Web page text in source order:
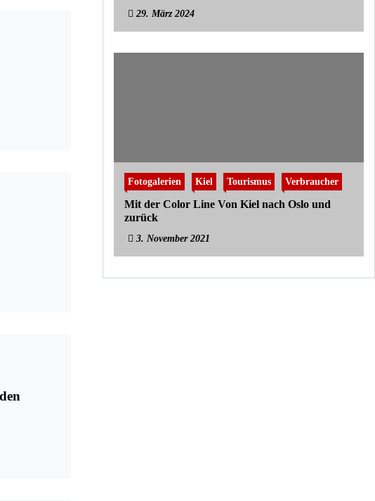
29. März 2024
Fotogalerien Kiel Tourismus Verbraucher
Mit der Color Line Von Kiel nach Oslo und
zurück
3. November 2021